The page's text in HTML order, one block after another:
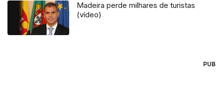
Madeira perde milhares de turistas
(vídeo)
PUB